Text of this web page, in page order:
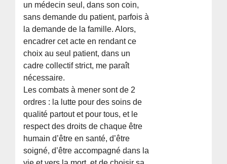
un médecin seul, dans son coin,
sans demande du patient, parfois à
la demande de la famille. Alors,
encadrer cet acte en rendant ce
choix au seul patient, dans un
cadre collectif strict, me paraît
nécessaire.
Les combats à mener sont de 2
ordres : la lutte pour des soins de
qualité partout et pour tous, et le
respect des droits de chaque être
humain d’être en santé, d’être
soigné, d’être accompagné dans la